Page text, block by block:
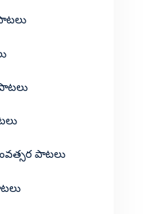
పాటలు